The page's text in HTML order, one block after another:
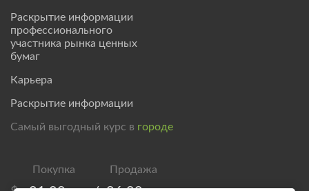
Раскрытие информации
профессионального
участника рынка ценных
бумаг
Карьера
Раскрытие информации
Самый выгодный курс в городе